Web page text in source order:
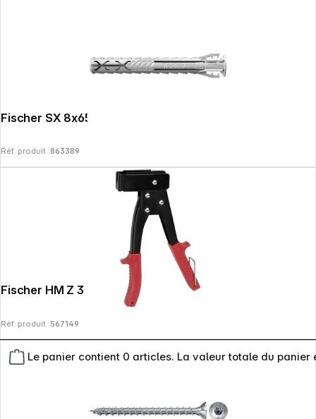
Le panier contient 0 articles. La valeur totale du panier
Réf. produit :863389
Fischer HM Z 3 Pince de montage
Réf. produit :567149